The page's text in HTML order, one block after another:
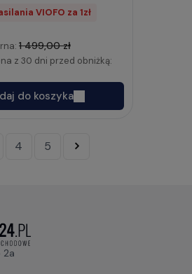
VIOFO za 1zł
1 499,00 zł
z 30 dni przed obniżką:
do koszyka
4 5 »
2a